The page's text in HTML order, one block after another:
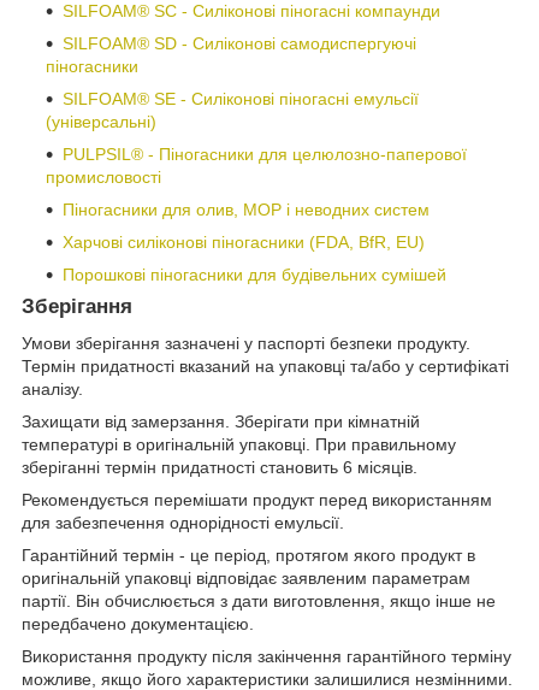
SILFOAM® SC - Силіконові піногасні компаунди
SILFOAM® SD - Силіконові самодиспергуючі
піногасники
SILFOAM® SE - Силіконові піногасні емульсії
(універсальні)
PULPSIL® - Піногасники для целюлозно-паперової
промисловості
Піногасники для олив, МОР і неводних систем
Харчові силіконові піногасники (FDA, BfR, EU)
Порошкові піногасники для будівельних сумішей
Зберігання
Умови зберігання зазначені у паспорті безпеки продукту.
Термін придатності вказаний на упаковці та/або у сертифікаті
аналізу.
Захищати від замерзання. Зберігати при кімнатній
температурі в оригінальній упаковці. При правильному
зберіганні термін придатності становить 6 місяців.
Рекомендується перемішати продукт перед використанням
для забезпечення однорідності емульсії.
Гарантійний термін - це період, протягом якого продукт в
оригінальній упаковці відповідає заявленим параметрам
партії. Він обчислюється з дати виготовлення, якщо інше не
передбачено документацією.
Використання продукту після закінчення гарантійного терміну
можливе, якщо його характеристики залишилися незмінними.